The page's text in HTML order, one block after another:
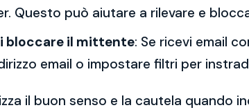
Questo può aiutare a rilevare e
bloccare il mittente: Se ricevi email
email o impostare filtri per
il buon senso e la cautela